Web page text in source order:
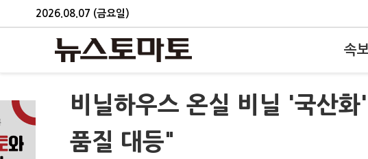
2026.08.07 (금요일)
속
비닐하우스 온실 비닐 '국산
품질 대등"